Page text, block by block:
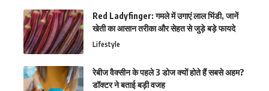
Red Ladyfinger: गमले में उगाएं लाल भिंडी, जानें
खेती का आसान तरीका और सेहत से जुड़े बड़े फायदे
Lifestyle
रेबीज वैक्सीन के पहले 3 डोज क्यों होते हैं सबसे अहम?
डॉक्टर ने बताई बड़ी वजह